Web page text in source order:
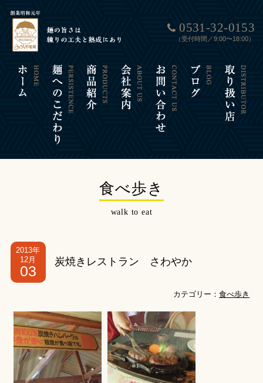
0531-32-0153
（受付時間／9:00〜18:00）
食べ歩き
walk to eat
2013年
12月
03
炭焼きレストラン さわやか
カテゴリー：食べ歩き